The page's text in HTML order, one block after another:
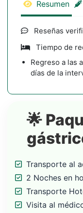
Resumen
Reseñas
Tiempo de
Regreso a las
días de la
🌟
Transporte al
2 Noches en
Transporte
Visita al